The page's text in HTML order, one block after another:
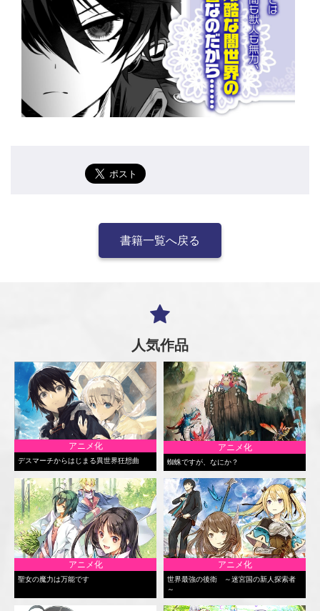
書籍一覧へ戻る
人気作品
アニメ化
デスマーチからはじまる異世界狂想曲
アニメ化
蜘蛛ですが、なにか？
アニメ化
聖女の魔力は万能です
アニメ化
世界最強の後衛 ～迷宮国の新人探索者
～